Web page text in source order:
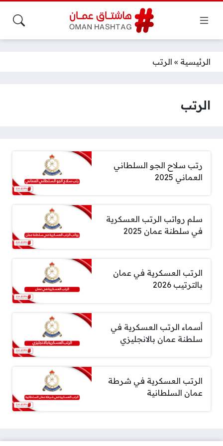
الرئيسية » الرتب
الرتب
رتب سلاح الجو السلطاني
العماني 2025
سلم رواتب الرتب العسكرية
في سلطنة عمان 2025
الرتب العسكرية في عمان
بالترتيب 2026
أسماء الرتب العسكرية في
سلطنة عمان بالانجليزي
الرتب العسكرية في شرطة
عمان السلطانية